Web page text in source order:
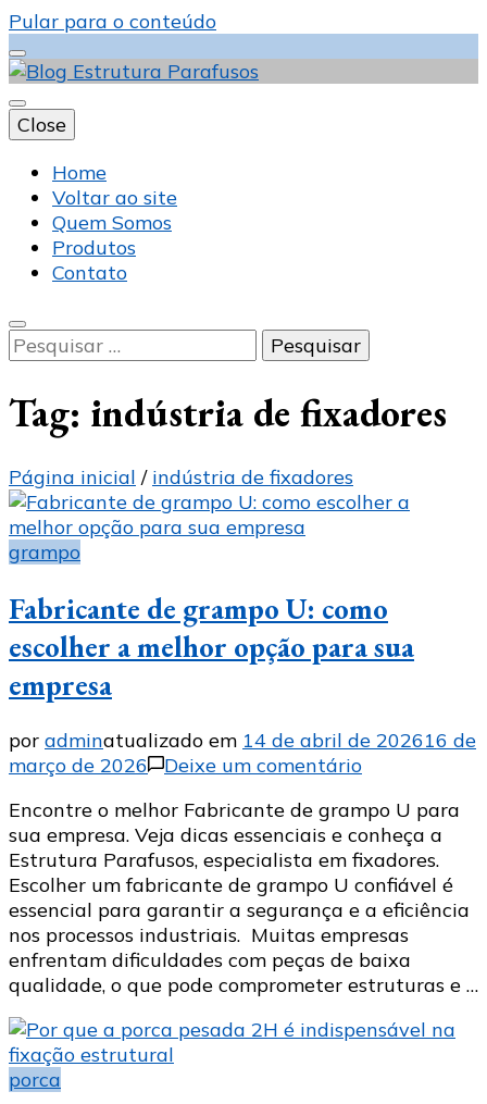
Pular para o conteúdo
Blog Estrutura
Parafusos
Close
Home
Voltar ao site
Quem Somos
Produtos
Contato
Pesquisar
por:
Tag: indústria de fixadores
Página inicial / indústria de fixadores
grampo
Fabricante de grampo U: como
escolher a melhor opção para sua
empresa
por adminatualizado em 14 de abril de 202616 de
março de 2026
Deixe um comentárioem
de
grampo
U:
como
escolher
a
melhor
opção
sua
Encontre o melhor Fabricante de grampo U para
sua empresa. Veja dicas essenciais e conheça a
Estrutura Parafusos, especialista em fixadores.
Escolher um fabricante de grampo U confiável é
essencial para garantir a segurança e a eficiência
nos processos industriais. Muitas empresas
enfrentam dificuldades com peças de baixa
qualidade, o que pode comprometer estruturas e …
porca